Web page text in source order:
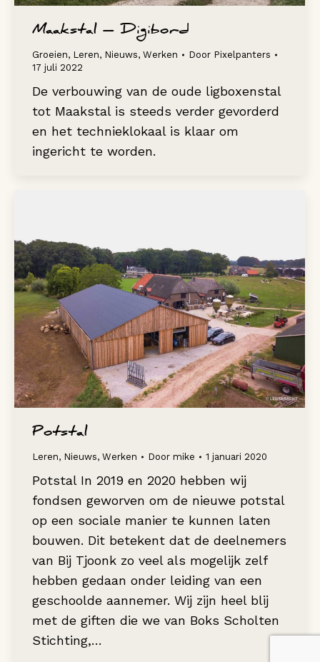
Maakstal – Digibord
Groeien, Leren, Nieuws, Werken Door Pixelpanters
17 juli 2022
De verbouwing van de oude ligboxenstal
tot Maakstal is steeds verder gevorderd
en het technieklokaal is klaar om
ingericht te worden.
Potstal
Leren, Nieuws, Werken Door mike 1 januari 2020
Potstal In 2019 en 2020 hebben wij
fondsen geworven om de nieuwe potstal
op een sociale manier te kunnen laten
bouwen. Dit betekent dat de deelnemers
van Bij Tjoonk zo veel als mogelijk zelf
hebben gedaan onder leiding van een
geschoolde aannemer. Wij zijn heel blij
met de giften die we van Boks Scholten
Stichting,…